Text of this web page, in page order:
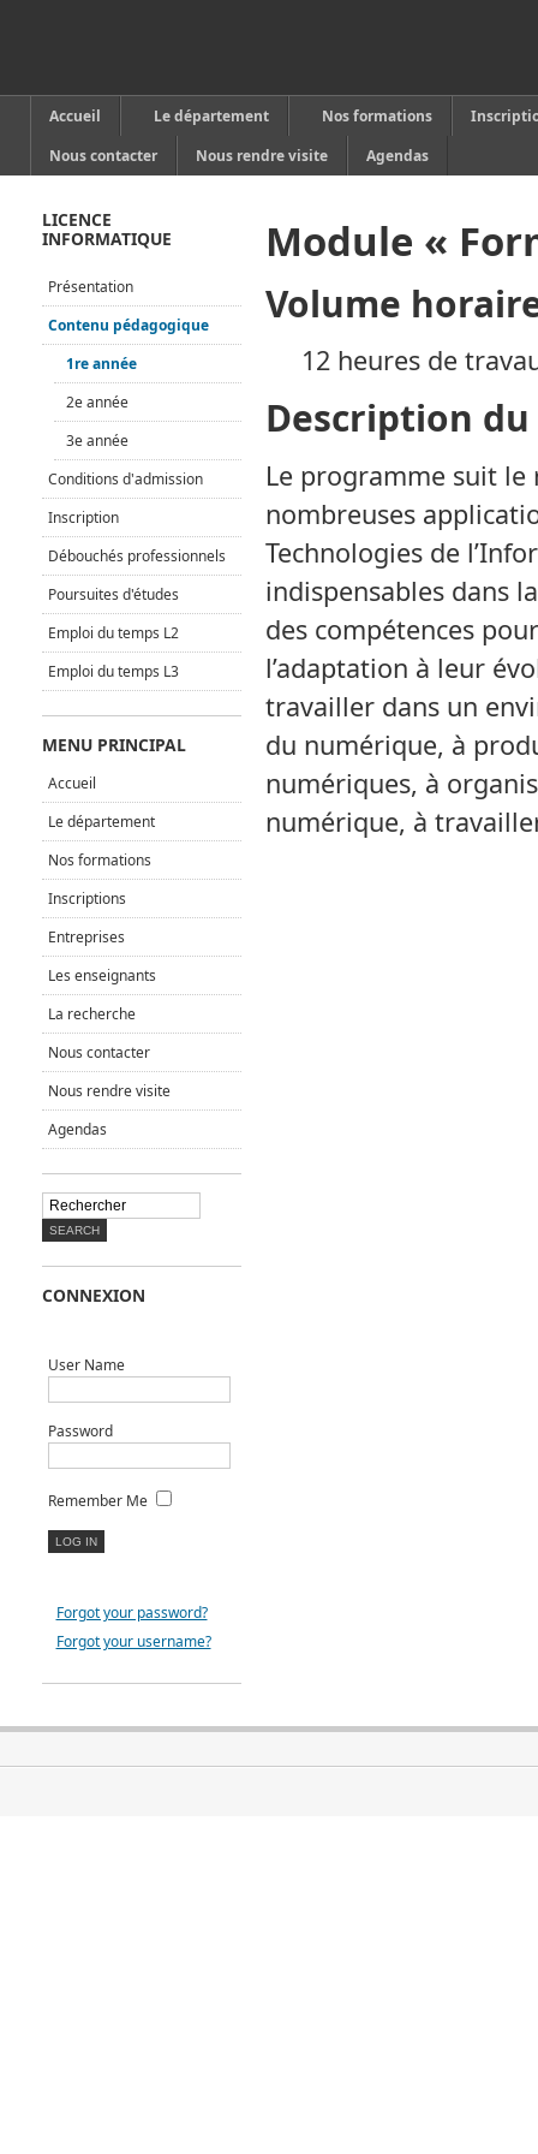
Accueil Le département Nos formations
Nous contacter
Nous rendre visite Agendas
Module «
Volume
12 heures de
Description
Le programme suit
nombreuses
Technologies de
indispensables dans
des compétences
l’adaptation à leur
travailler dans un
du numérique, à
numériques, à
numérique, à
LICENCE
INFORMATIQUE
Présentation
Contenu pédagogique
1re année
2e année
3e année
Conditions d'admission
Inscription
Débouchés professionnels
Poursuites d'études
Emploi du temps L2
Emploi du temps L3
MENU PRINCIPAL
Accueil
Le département
Nos formations
Inscriptions
Entreprises
Les enseignants
La recherche
Nous contacter
Nous rendre visite
Agendas
CONNEXION
User Name
Password
Remember Me
Forgot your password?
Forgot your username?